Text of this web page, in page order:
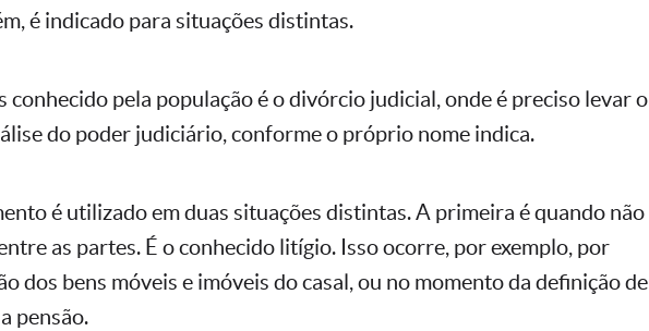
é indicado para situações distintas.
conhecido pela população é o divórcio judicial, onde é preciso levar o
do poder judiciário, conforme o próprio nome indica.
é utilizado em duas situações distintas. A primeira é quando não
as partes. É o conhecido litígio. Isso ocorre, por exemplo, por
dos bens móveis e imóveis do casal, ou no momento da definição de
pensão.